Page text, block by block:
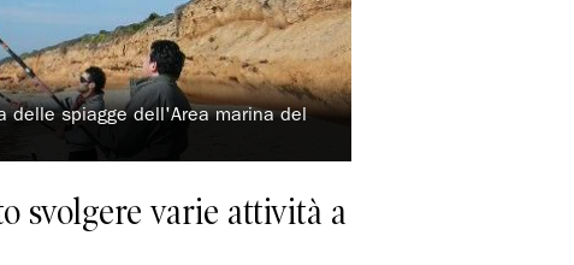
delle spiagge dell'Area marina del
svolgere varie attività a